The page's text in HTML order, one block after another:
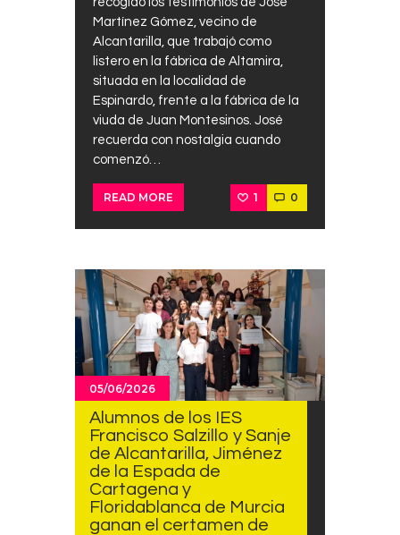
Martínez Gómez, vecino de
Alcantarilla, que trabajó como
listero en la fábrica de Altamira,
situada en la localidad de
Espinardo, frente a la fábrica de la
viuda de Juan Montesinos. José
recuerda con nostalgia cuando
comenzó…
READ MORE 1 0
05/06/2026
Alumnos de los IES
Francisco Salzillo y Sanje
de Alcantarilla, Jiménez
de la Espada de
Cartagena y
Floridablanca de Murcia
ganan el certamen de